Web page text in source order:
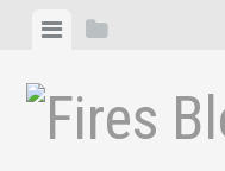
Zum
springen
MenüSeitenleiste